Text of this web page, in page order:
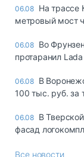
06.08 На трассе
метровый мост
06.08 Во
протаранил
06.08 В
100 тыс. руб. за
06.08 В
фасад
Все новости